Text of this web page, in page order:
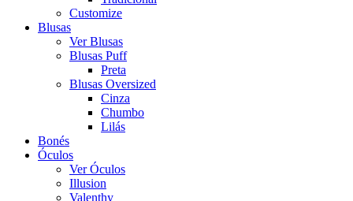
Customize
Blusas
Ver Blusas
Blusas Puff
Preta
Blusas Oversized
Cinza
Chumbo
Lilás
Bonés
Óculos
Ver Óculos
Illusion
Valenthy